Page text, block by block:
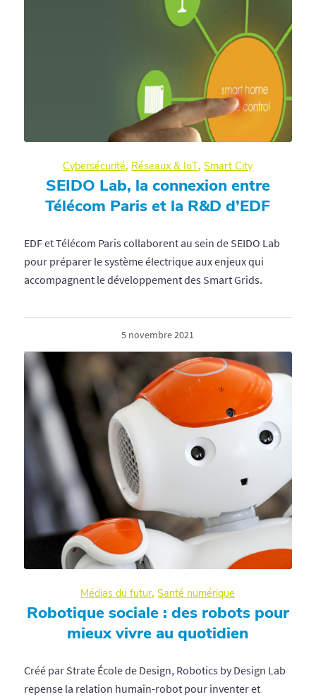
Cybersécurité, Réseaux & IoT,Smart City
SEIDO Lab, la connexion entre
Télécom Paris et la R&D d’EDF
EDF et Télécom Paris collaborent au sein de SEIDO Lab
pour préparer le système électrique aux enjeux qui
accompagnent le développement des Smart Grids.
5 novembre 2021
Médias du futur,Santé numérique
Robotique sociale : des robots pour
mieux vivre au quotidien
Créé par Strate École de Design, Robotics by Design Lab
repense la relation humain-robot pour inventer et